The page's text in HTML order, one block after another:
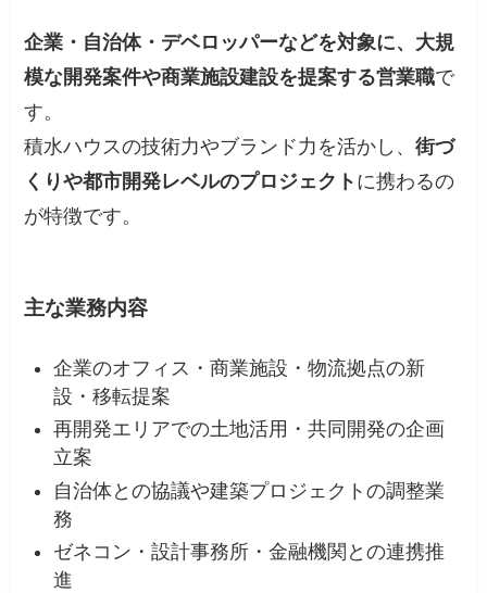
企業・自治体・デベロッパーなどを対象に、大規
模な開発案件や商業施設建設を提案する営業職で
す。
積水ハウスの技術力やブランド力を活かし、街づ
くりや都市開発レベルのプロジェクト に携わるの
が特徴です。
主な業務内容
企業のオフィス・商業施設・物流拠点の新
設・移転提案
再開発エリアでの土地活用・共同開発の企画
立案
自治体との協議や建築プロジェクトの調整業
務
ゼネコン・設計事務所・金融機関との連携推
進